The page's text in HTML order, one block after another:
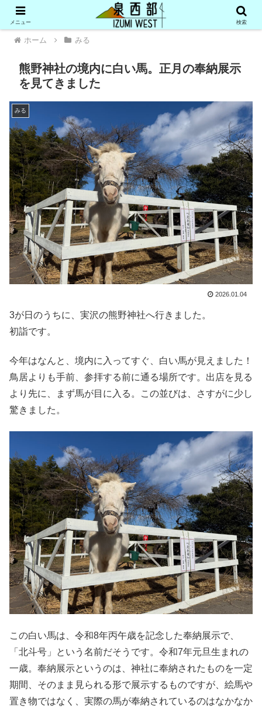
ホーム みる
熊野神社の境内に白い馬。正月の奉納展示
を見てきました
みる
2026.01.04
3が日のうちに、実沢の熊野神社へ行きました。
初詣です。
今年はなんと、境内に入ってすぐ、白い馬が見えました！
鳥居よりも手前、参拝する前に通る場所です。出店を見る
より先に、まず馬が目に入る。この並びは、さすがに少し
驚きました。
この白い馬は、令和8年丙午歳を記念した奉納展示で、
「北斗号」という名前だそうです。令和7年元旦生まれの
一歳。奉納展示というのは、神社に奉納されたものを一定
期間、そのまま見られる形で展示するものですが、絵馬や
置き物ではなく、実際の馬が奉納されているのはなかなか
メニュー 検索